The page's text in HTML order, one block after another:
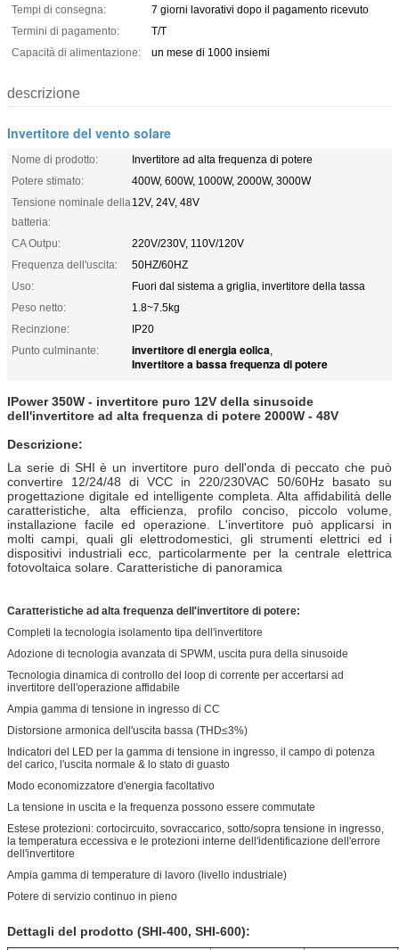
Tempi di consegna:
7 giorni lavorativi dopo il pagamento ricevuto
Termini di pagamento:
T/T
Capacità di alimentazione:
un mese di 1000 insiemi
descrizione
Invertitore del vento solare
Nome di prodotto:
Invertitore ad alta frequenza di potere
Potere stimato:
400W, 600W, 1000W, 2000W, 3000W
Tensione nominale della
batteria:
12V, 24V, 48V
CA Outpu:
220V/230V, 110V/120V
Frequenza dell'uscita:
50HZ/60HZ
Uso:
Fuori dal sistema a griglia, invertitore della tassa
Peso netto:
1.8~7.5kg
Recinzione:
IP20
Punto culminante:
invertitore di energia eolica,
Invertitore a bassa frequenza di potere
IPower 350W - invertitore puro 12V della sinusoide
dell'invertitore ad alta frequenza di potere 2000W - 48V
Descrizione:
La serie di SHI è un invertitore puro dell'onda di peccato che può
convertire 12/24/48 di VCC in 220/230VAC 50/60Hz basato su
progettazione digitale ed intelligente completa. Alta affidabilità delle
caratteristiche, alta efficienza, profilo conciso, piccolo volume,
installazione facile ed operazione. L'invertitore può applicarsi in
molti campi, quali gli elettrodomestici, gli strumenti elettrici ed i
dispositivi industriali ecc, particolarmente per la centrale elettrica
fotovoltaica solare. Caratteristiche di panoramica
Caratteristiche ad alta frequenza dell'invertitore di potere:
Completi la tecnologia isolamento tipa dell'invertitore
Adozione di tecnologia avanzata di SPWM, uscita pura della sinusoide
Tecnologia dinamica di controllo del loop di corrente per accertarsi ad
invertitore dell'operazione affidabile
Ampia gamma di tensione in ingresso di CC
Distorsione armonica dell'uscita bassa (THD≤3%)
Indicatori del LED per la gamma di tensione in ingresso, il campo di potenza
del carico, l'uscita normale & lo stato di guasto
Modo economizzatore d'energia facoltativo
La tensione in uscita e la frequenza possono essere commutate
Estese protezioni: cortocircuito, sovraccarico, sotto/sopra tensione in ingresso,
la temperatura eccessiva e le protezioni interne dell'identificazione dell'errore
dell'invertitore
Ampia gamma di temperature di lavoro (livello industriale)
Potere di servizio continuo in pieno
Dettagli del prodotto (SHI-400, SHI-600):